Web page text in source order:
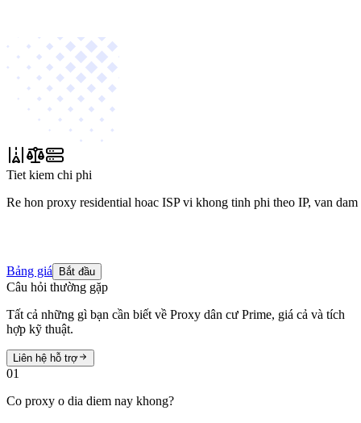
Tiet kiem chi phi
Re hon proxy residential hoac ISP vi khong tinh phi theo IP, van dam
Bảng giá Bắt đầu
Câu hỏi thường gặp
Tất cả những gì bạn cần biết về Proxy dân cư Prime, giá cả và tích
hợp kỹ thuật.
Liên hệ hỗ trợ
01
Co proxy o dia diem nay khong?